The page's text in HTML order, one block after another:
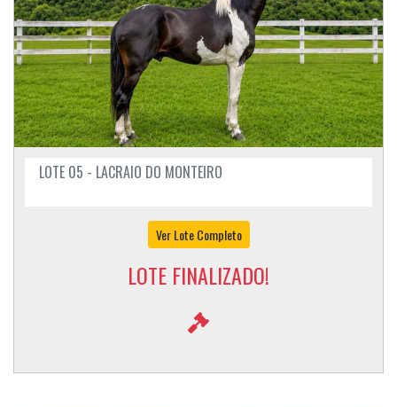
LOTE 05 - LACRAIO DO MONTEIRO
Ver Lote Completo
LOTE FINALIZADO!